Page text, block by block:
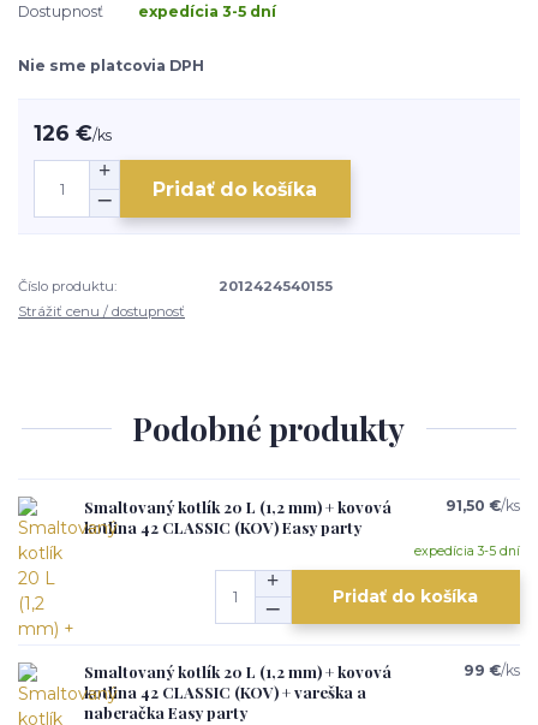
Dostupnosť expedícia 3-5 dní
Nie sme platcovia DPH
126 €/ks
Pridať do košíka
Číslo produktu:
2012424540155
Strážiť cenu / dostupnosť
Podobné produkty
Smaltovaný kotlík 20 L (1,2 mm) + kovová
kotlina 42 CLASSIC (KOV) Easy party
91,50 €/ks
expedícia 3-5 dní
Pridať do košíka
Smaltovaný kotlík 20 L (1,2 mm) + kovová
kotlina 42 CLASSIC (KOV) + vareška a
naberačka Easy party
99 €/ks